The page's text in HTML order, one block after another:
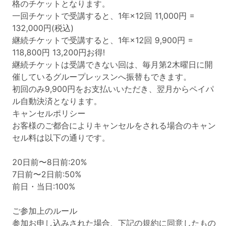
格のチケットとなります。
一回チケットで受講すると、1年×12回 11,000円 =
132,000円(税込)
継続チケットで受講すると、1年×12回 9,900円 =
118,800円 13,200円お得!
継続チケットは受講できない回は、毎月第2木曜日に開
催しているグループレッスンへ振替もできます。
初回のみ9,900円をお支払いいただき、翌月からペイパ
ル自動決済となります。
キャンセルポリシー
お客様のご都合によりキャンセルをされる場合のキャン
セル料は以下の通りです。
20日前〜8日前:20%
7日前〜2日前:50%
前日・当日:100%
ご参加上のルール
参加お申し込みされた場合、下記の規約に同意したもの